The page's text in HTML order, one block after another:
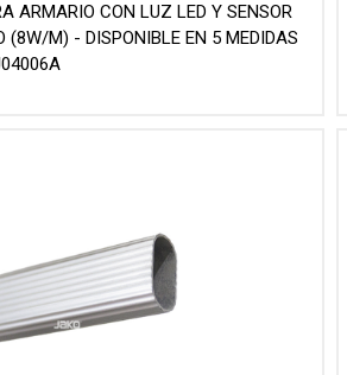
ARMARIO CON LUZ LED Y SENSOR
(8W/M) - DISPONIBLE EN 5 MEDIDAS